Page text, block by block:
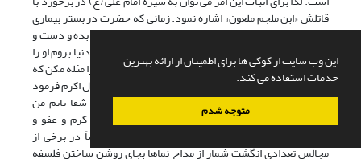
این وب سایت از کوکی ها برای اطمینان از ارائه بهترین
خدمات استفاده می کند.
متوجه شدم
قاتلش «ابن ملجم ملعون» اشاره نمود. زمانی که حضرت در بستر بیماری
بود به امام حسن (ع) شفارش فرمودند: «او را طعام و آب بده و دست و
پای او را در زنجیر مکن، و با او رفق و مدارا کن. چون من از دنیا بروم او را
به یک ضربت قصاص کن و جسد او را به آتش مسوزان و او را مثله مکن که
دست و پا و گوش و سایر اعضای او را نبری، که حضرت رسول اکرم فرمود
که: زنهار مثله مکنید اگر چه سگ درنده باشد، و اگر شفا یابم من
سزاوارترم به آن که او را عفو کنم زیرا که ما اهل‌بیت کرم و عفو و
رحمتیم»(امیری پور، 1392، ص 340). ولی متأسفانه بعضاً در برخی از
مجالس تعدادی انگشت شمار از مداح نماها بجای روشن ساختن فلسفه